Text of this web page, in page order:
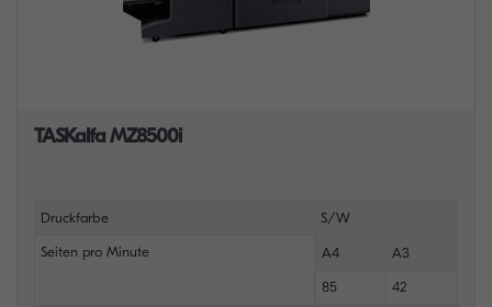
TASKalfa MZ8500i
Druckfarbe S/W
Seiten pro Minute A4 A3
85 42